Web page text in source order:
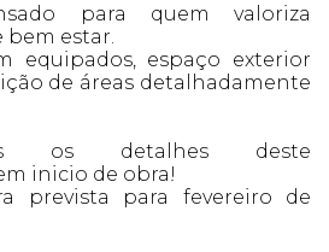
para quem valoriza
bem estar.
equipados, espaço exterior
de áreas detalhadamente
os detalhes deste
inicio de obra!
prevista para fevereiro de